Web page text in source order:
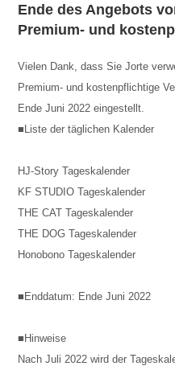
Ende des Angebots
Premium- und
Vielen Dank, dass Sie Jorte
Premium- und kostenpflichtige
Ende Juni 2022 eingestellt.
■Liste der täglichen Kalender
HJ-Story Tageskalender
KF STUDIO Tageskalender
THE CAT Tageskalender
THE DOG Tageskalender
Honobono Tageskalender
■Enddatum: Ende Juni 2022
■Hinweise
Nach Juli 2022 wird der